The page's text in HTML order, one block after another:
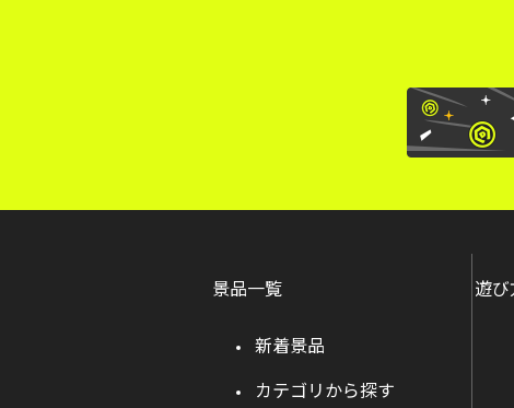
景品一覧
新着景品
カテゴリから探す
遊